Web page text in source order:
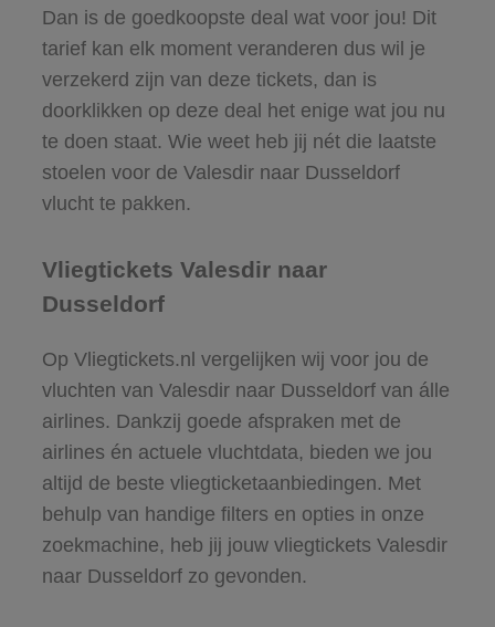
Dan is de goedkoopste deal wat voor jou! Dit
tarief kan elk moment veranderen dus wil je
verzekerd zijn van deze tickets, dan is
doorklikken op deze deal het enige wat jou nu
te doen staat. Wie weet heb jij nét die laatste
stoelen voor de Valesdir naar Dusseldorf
vlucht te pakken.
Vliegtickets Valesdir naar
Dusseldorf
Op Vliegtickets.nl vergelijken wij voor jou de
vluchten van Valesdir naar Dusseldorf van álle
airlines. Dankzij goede afspraken met de
airlines én actuele vluchtdata, bieden we jou
altijd de beste vliegticketaanbiedingen. Met
behulp van handige filters en opties in onze
zoekmachine, heb jij jouw vliegtickets Valesdir
naar Dusseldorf zo gevonden.